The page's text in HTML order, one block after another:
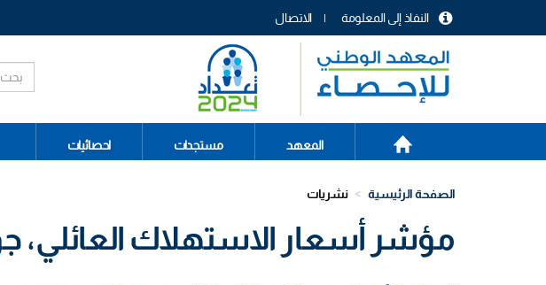
menu
header
الاتصال النفاذ إلى المعلومة
Main
navigation
الرئيسية
المعهد مستجدات احصائيات
الصفحة الرئيسية نشريات
مؤشر أسعار الاستهلاك العائلي،